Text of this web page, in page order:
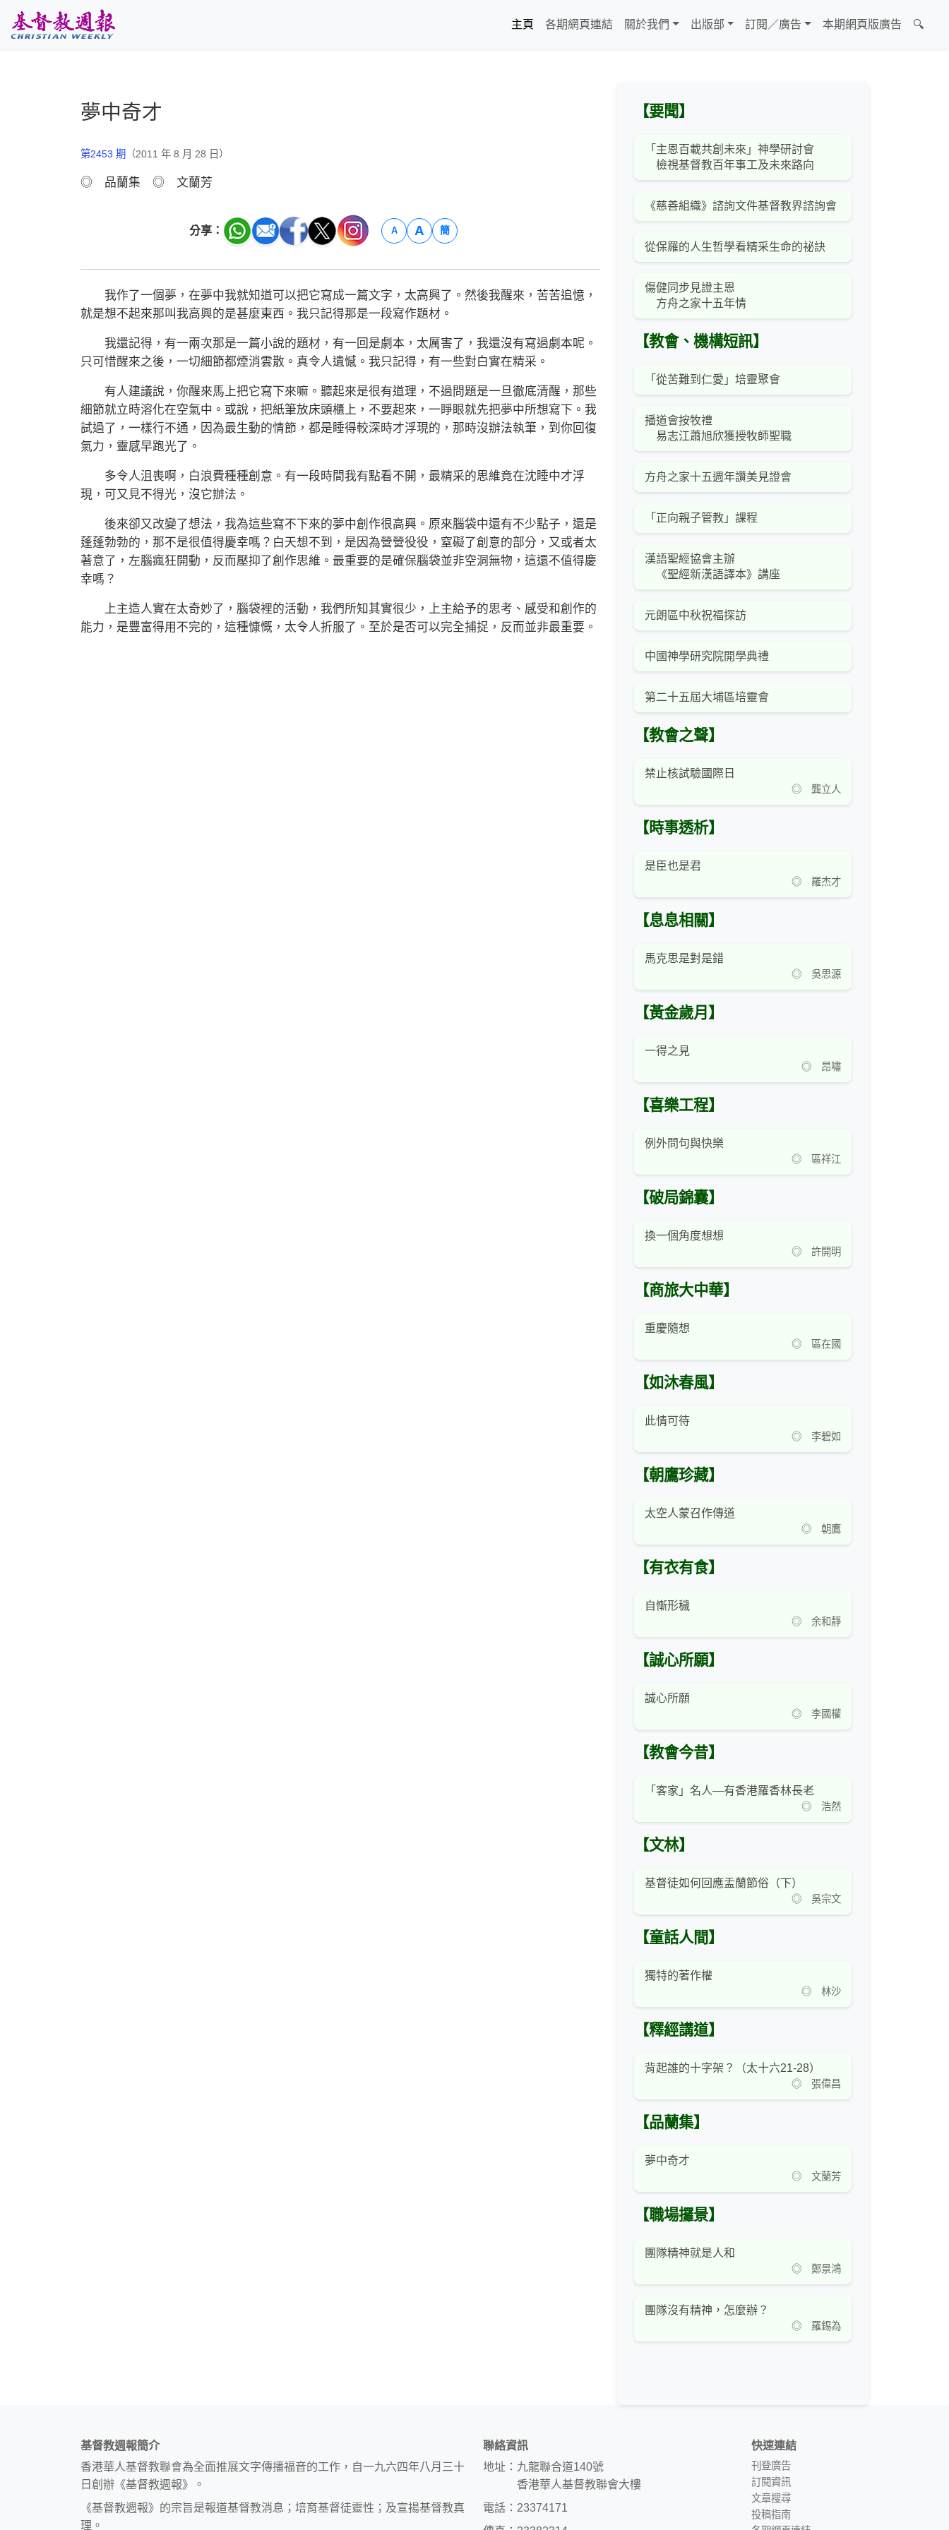
主頁
各期網頁連結 關於我們 出版部 訂閱／廣告 本期網頁版廣告 🔍
夢中奇才
第2453 期 （2011 年 8 月 28 日）
◎ 品蘭集 ◎ 文蘭芳
分享： A A 簡
我作了一個夢，在夢中我就知道可以把它寫成一篇文字，太高興了。然後我醒來，苦苦追憶，
就是想不起來那叫我高興的是甚麼東西。我只記得那是一段寫作題材。
我還記得，有一兩次那是一篇小說的題材，有一回是劇本，太厲害了，我還沒有寫過劇本呢。
只可惜醒來之後，一切細節都煙消雲散。真令人遺憾。我只記得，有一些對白實在精采。
有人建議說，你醒來馬上把它寫下來嘛。聽起來是很有道理，不過問題是一旦徹底清醒，那些
細節就立時溶化在空氣中。或說，把紙筆放床頭櫃上，不要起來，一睜眼就先把夢中所想寫下。我
試過了，一樣行不通，因為最生動的情節，都是睡得較深時才浮現的，那時沒辦法執筆，到你回復
氣力，靈感早跑光了。
多令人沮喪啊，白浪費種種創意。有一段時間我有點看不開，最精采的思維竟在沈睡中才浮
現，可又見不得光，沒它辦法。
後來卻又改變了想法，我為這些寫不下來的夢中創作很高興。原來腦袋中還有不少點子，還是
蓬蓬勃勃的，那不是很值得慶幸嗎？白天想不到，是因為營營役役，窒礙了創意的部分，又或者太
著意了，左腦瘋狂開動，反而壓抑了創作思維。最重要的是確保腦袋並非空洞無物，這還不值得慶
幸嗎？
上主造人實在太奇妙了，腦袋裡的活動，我們所知其實很少，上主給予的思考、感受和創作的
能力，是豐富得用不完的，這種慷慨，太令人折服了。至於是否可以完全捕捉，反而並非最重要。
【要聞】
「主恩百載共創未來」神學研討會
檢視基督教百年事工及未來路向
《慈善組織》諮詢文件基督教界諮詢會
從保羅的人生哲學看精采生命的祕訣
傷健同步見證主恩
方舟之家十五年情
【教會、機構短訊】
「從苦難到仁愛」培靈聚會
播道會按牧禮
易志江蕭旭欣獲授牧師聖職
方舟之家十五週年讚美見證會
「正向親子管教」課程
漢語聖經協會主辦
《聖經新漢語譯本》講座
元朗區中秋祝福探訪
中國神學研究院開學典禮
第二十五屆大埔區培靈會
【教會之聲】
禁止核試驗國際日
◎ 龔立人
【時事透析】
是臣也是君
◎ 羅杰才
【息息相關】
馬克思是對是錯
◎ 吳思源
【黃金歲月】
一得之見
◎ 昂嘯
【喜樂工程】
例外問句與快樂
◎ 區祥江
【破局錦囊】
換一個角度想想
◎ 許開明
【商旅大中華】
重慶隨想
◎ 區在國
【如沐春風】
此情可待
◎ 李碧如
【朝鷹珍藏】
太空人蒙召作傳道
◎ 朝鷹
【有衣有食】
自慚形穢
◎ 余和靜
【誠心所願】
誠心所願
◎ 李國權
【教會今昔】
「客家」名人—有香港羅香林長老
◎ 浩然
【文林】
基督徒如何回應盂蘭節俗（下）
◎ 吳宗文
【童話人間】
獨特的著作權
◎ 林沙
【釋經講道】
背起誰的十字架？（太十六21-28）
◎ 張偉昌
【品蘭集】
夢中奇才
◎ 文蘭芳
【職場攞景】
團隊精神就是人和
◎ 鄭景鴻
團隊沒有精神，怎麼辦？
◎ 羅錫為
基督教週報簡介
香港華人基督教聯會為全面推展文字傳播福音的工作，自一九六四年八月三十
日創辦《基督教週報》。
《基督教週報》的宗旨是報道基督教消息；培育基督徒靈性；及宣揚基督教真
理。
聯絡資訊
地址：九龍聯合道140號
香港華人基督教聯會大樓
電話：23374171
快速連結
刊登廣告
訂閱資訊
文章搜尋
投稿指南